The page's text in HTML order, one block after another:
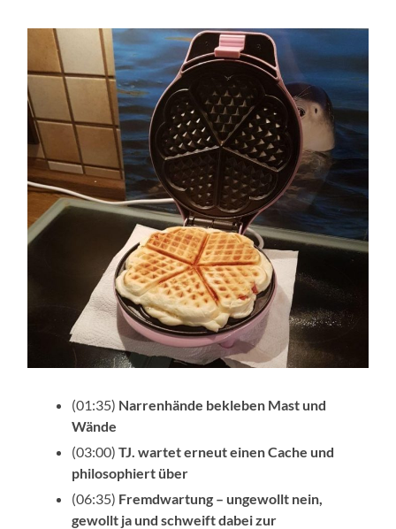
(01:35) Narrenhände bekleben Mast und
Wände
(03:00)TJ. wartet erneut einen Cache und
philosophiert über
(06:35) Fremdwartung – ungewollt nein,
gewollt ja und schweift dabei zur